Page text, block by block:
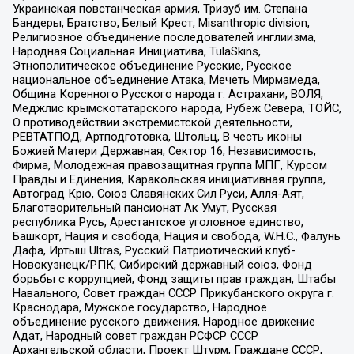
Украинская повстанческая армия, Тризуб им. Степана
Бандеры, Братство, Белый Крест, Misanthropic division,
Религиозное объединение последователей инглиизма,
Народная Социальная Инициатива, TulaSkins,
Этнополитическое объединение Русские, Русское
национальное объединение Атака, Мечеть Мирмамеда,
Община Коренного Русского народа г. Астрахани, ВОЛЯ,
Меджлис крымскотатарского народа, Рубеж Севера, ТОЙС,
О противодействии экстремистской деятельности,
РЕВТАТПОД, Артподготовка, Штольц, В честь иконы
Божией Матери Державная, Сектор 16, Независимость,
Фирма, Молодежная правозащитная группа МПГ, Курсом
Правды и Единения, Каракольская инициативная группа,
Автоград Крю, Союз Славянских Сил Руси, Алля-Аят,
Благотворительный пансионат Ак Умут, Русская
республика Русь, Арестантское уголовное единство,
Башкорт, Нация и свобода, Нация и свобода, W.H.С., Фалунь
Дафа, Иртыш Ultras, Русский Патриотический клуб-
Новокузнецк/РПК, Сибирский державный союз, Фонд
борьбы с коррупцией, Фонд защиты прав граждан, Штабы
Навального, Совет граждан СССР Прикубанского округа г.
Краснодара, Мужское государство, Народное
объединение русского движения, Народное движение
Адат, Народный совет граждан РСФСР СССР
Архангельской области, Проект Штурм, Граждане СССР,